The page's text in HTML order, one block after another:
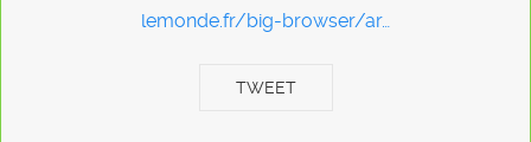
lemonde.fr/big-browser/ar…
TWEET